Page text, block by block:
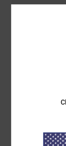
Es fühlt sich gut